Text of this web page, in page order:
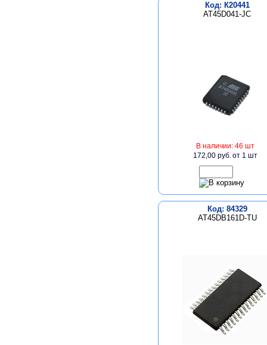
Код: К20441
AT45D041-JC
В наличии: 46 шт
172,00 руб.от 1 шт
Код: 84329
AT45DB161D-TU